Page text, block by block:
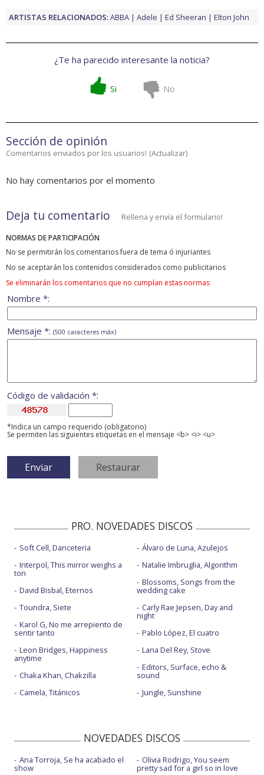
ARTISTAS RELACIONADOS:ABBA Adele Ed Sheeran Elton John
¿Te ha parecido interesante la noticia?
Si No
Sección de opinión
Comentarios enviados por los usuarios! (Actualizar)
No hay comentarios por el momento
Deja tu comentario Rellena y envía el formulario!
NORMAS DE PARTICIPACIÓN
No se permitirán los comentarios fuera de tema ó injuriantes
No se aceptarán los contenidos considerados como publicitarios
Se eliminarán los comentarios que no cumplan estas normas
Nombre *:
Mensaje *: (500 caracteres máx)
Código de validación *:
*Indica un campo requerido (obligatorio)
Se permiten las siguientes etiquetas en el mensaje <b> <i> <u>
PRO. NOVEDADES DISCOS
Soft Cell, Danceteria
Interpol, This mirror weighs a
ton
David Bisbal, Eternos
Toundra, Siete
Karol G, No me arrepiento de
sentir tanto
Leon Bridges, Happiness
anytime
Chaka Khan, Chakzilla
Camela, Titánicos
Álvaro de Luna, Azulejos
Natalie Imbruglia, Algorithm
Blossoms, Songs from the
wedding cake
Carly Rae Jepsen, Day and
night
Pablo López, El cuatro
Lana Del Rey, Stove
Editors, Surface, echo &
sound
Jungle, Sunshine
NOVEDADES DISCOS
Ana Torroja, Se ha acabado el
show
Olivia Rodrigo, You seem
pretty sad for a girl so in love